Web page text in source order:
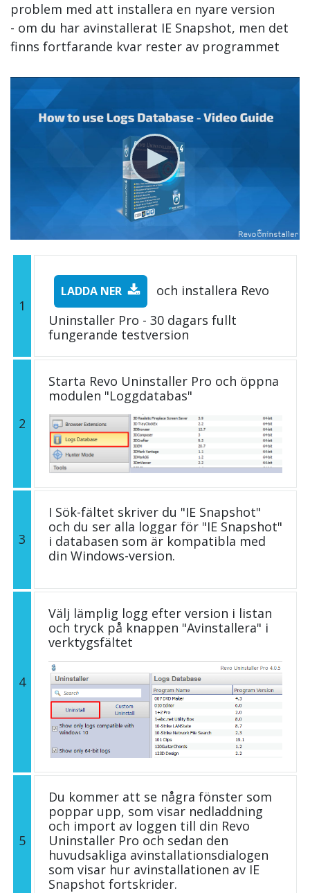
problem med att installera en nyare version
- om du har avinstallerat IE Snapshot, men det
finns fortfarande kvar rester av programmet
1
LADDA NER
och installera Revo
Uninstaller Pro - 30 dagars fullt
fungerande testversion
2
Starta Revo Uninstaller Pro och öppna
modulen "Loggdatabas"
3
I Sök-fältet skriver du "IE Snapshot"
och du ser alla loggar för "IE Snapshot"
i databasen som är kompatibla med
din Windows-version.
4
Välj lämplig logg efter version i listan
och tryck på knappen "Avinstallera" i
verktygsfältet
5
Du kommer att se några fönster som
poppar upp, som visar nedladdning
och import av loggen till din Revo
Uninstaller Pro och sedan den
huvudsakliga avinstallationsdialogen
som visar hur avinstallationen av IE
Snapshot fortskrider.